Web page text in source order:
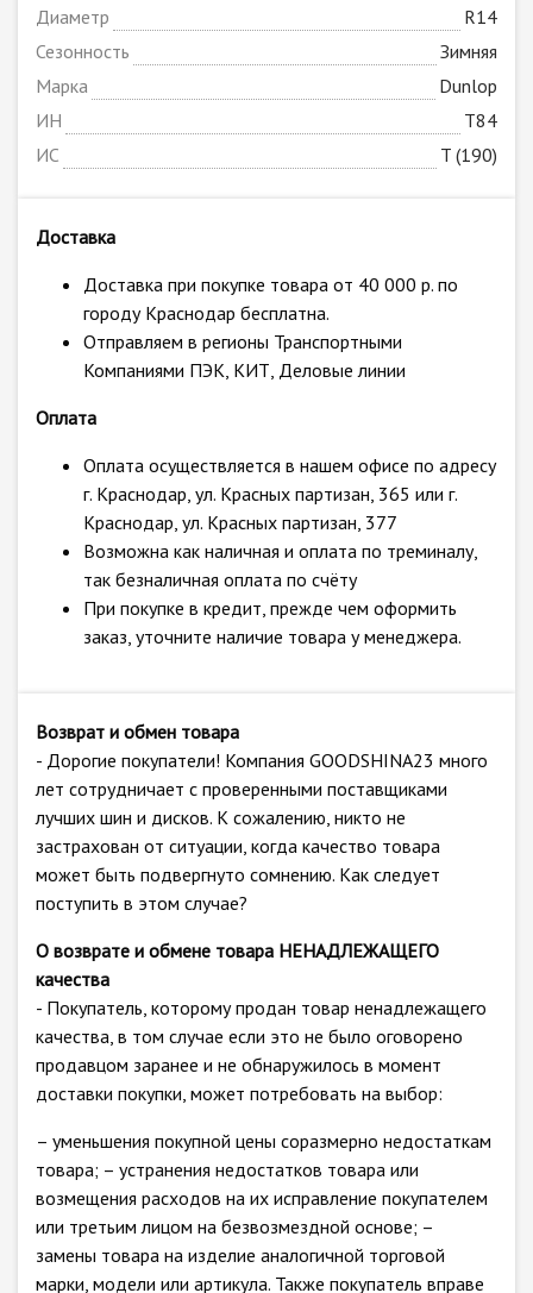
Диаметр
R14
Сезонность
Зимняя
Марка
Dunlop
ИН
T84
ИС
T (190)
Доставка
Доставка при покупке товара от 40 000 р. по
городу Краснодар бесплатна.
Отправляем в регионы Транспортными
Компаниями ПЭК, КИТ, Деловые линии
Оплата
Оплата осуществляется в нашем офисе по адресу
г. Краснодар, ул. Красных партизан, 365 или г.
Краснодар, ул. Красных партизан, 377
Возможна как наличная и оплата по треминалу,
так безналичная оплата по счёту
При покупке в кредит, прежде чем оформить
заказ, уточните наличие товара у менеджера.
Возврат и обмен товара
- Дорогие покупатели! Компания GOODSHINA23 много
лет сотрудничает с проверенными поставщиками
лучших шин и дисков. К сожалению, никто не
застрахован от ситуации, когда качество товара
может быть подвергнуто сомнению. Как следует
поступить в этом случае?
О возврате и обмене товара НЕНАДЛЕЖАЩЕГО
качества
- Покупатель, которому продан товар ненадлежащего
качества, в том случае если это не было оговорено
продавцом заранее и не обнаружилось в момент
доставки покупки, может потребовать на выбор:
– уменьшения покупной цены соразмерно недостаткам
товара; – устранения недостатков товара или
возмещения расходов на их исправление покупателем
или третьим лицом на безвозмездной основе; –
замены товара на изделие аналогичной торговой
марки, модели или артикула. Также покупатель вправе